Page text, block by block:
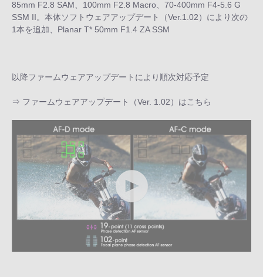
85mm F2.8 SAM、100mm F2.8 Macro、70-400mm F4-5.6 G
SSM II。本体ソフトウェアアップデート（Ver.1.02）により次の
1本を追加、Planar T* 50mm F1.4 ZA SSM
以降ファームウェアアップデートにより順次対応予定
⇒ ファームウェアアップデート（Ver. 1.02）はこちら